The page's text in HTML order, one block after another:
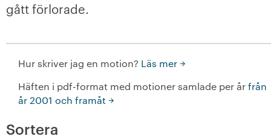
+
Förtroendevalda
gått förlorade.
Hur skriver jag en motion? Läs mer
Häften i pdf-format med motioner samlade per årfrån
år 2001 och framåt
Sortera